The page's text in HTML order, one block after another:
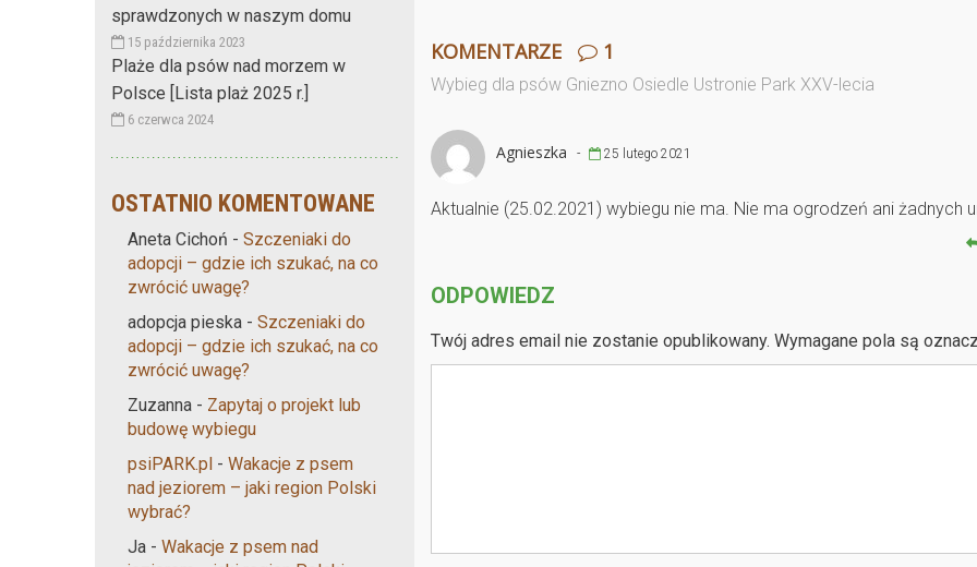
sprawdzonych w naszym domu
15 października 2023
Plaże dla psów nad morzem w
Polsce [Lista plaż 2025 r.]
6 czerwca 2024
OSTATNIO KOMENTOWANE
Aneta Cichoń - Szczeniaki do
adopcji – gdzie ich szukać, na co
zwrócić uwagę?
adopcja pieska - Szczeniaki do
adopcji – gdzie ich szukać, na co
zwrócić uwagę?
Zuzanna - Zapytaj o projekt lub
budowę wybiegu
psiPARK.pl - Wakacje z psem
nad jeziorem – jaki region Polski
wybrać?
Ja - Wakacje z psem nad
KOMENTARZE 1
Wybieg dla psów Gniezno Osiedle Ustronie Park XXV-lecia
Agnieszka - 25 lutego 2021
Aktualnie (25.02.2021) wybiegu nie ma. Nie ma ogrodzeń ani żadnych
ODPOWIEDZ
Twój adres email nie zostanie opublikowany. Wymagane pola są